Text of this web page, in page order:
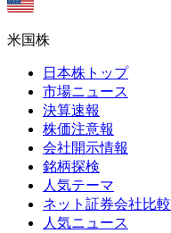
米国株
日本株トップ
市場ニュース
決算速報
株価注意報
会社開示情報
銘柄探検
人気テーマ
ネット証券会社比較
人気ニュース